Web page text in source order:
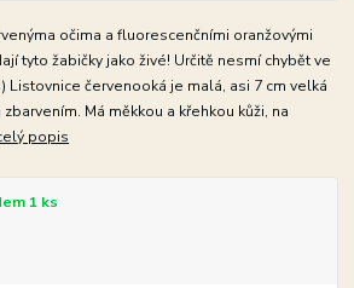
očima a fluorescenčními oranžovými
tyto žabičky jako živé! Určitě nesmí chybět ve
Listovnice červenooká je malá, asi 7 cm velká
Má měkkou a křehkou kůži, na
popis
1 ks